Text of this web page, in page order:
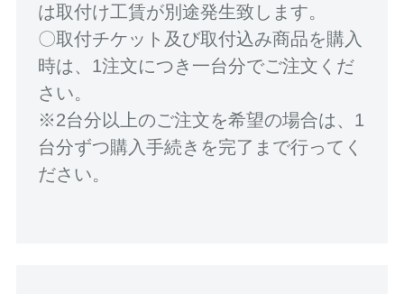
は取付け工賃が別途発生致します。
〇取付チケット及び取付込み商品を購入
時は、1注文につき一台分でご注文くだ
さい。
※2台分以上のご注文を希望の場合は、1
台分ずつ購入手続きを完了まで行ってく
ださい。